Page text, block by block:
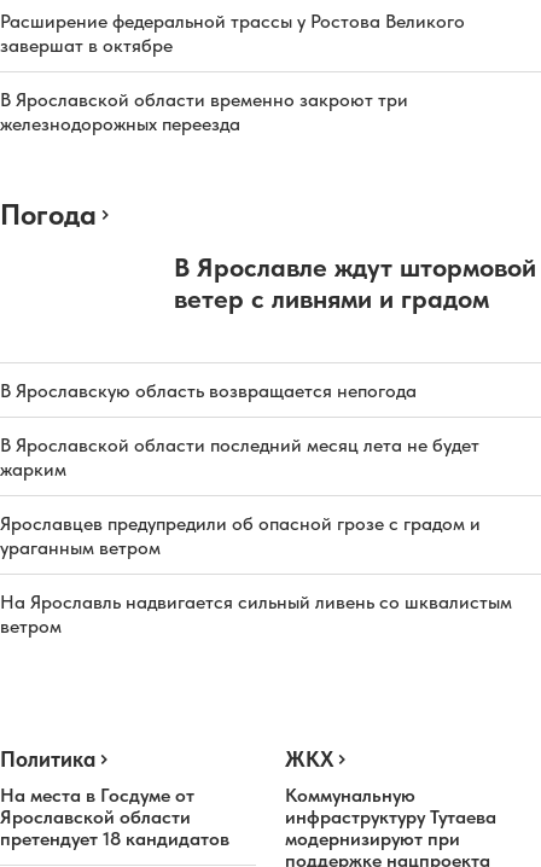
Расширение федеральной трассы у Ростова Великого
завершат в октябре
В Ярославской области временно закроют три
железнодорожных переезда
Погода
В Ярославле ждут штормовой
ветер с ливнями и градом
В Ярославскую область возвращается непогода
В Ярославской области последний месяц лета не будет
жарким
Ярославцев предупредили об опасной грозе с градом и
ураганным ветром
На Ярославль надвигается сильный ливень со шквалистым
ветром
Политика
На места в Госдуме от
Ярославской области
претендует 18 кандидатов
ЖКХ
Коммунальную
инфраструктуру Тутаева
модернизируют при
поддержке нацпроекта